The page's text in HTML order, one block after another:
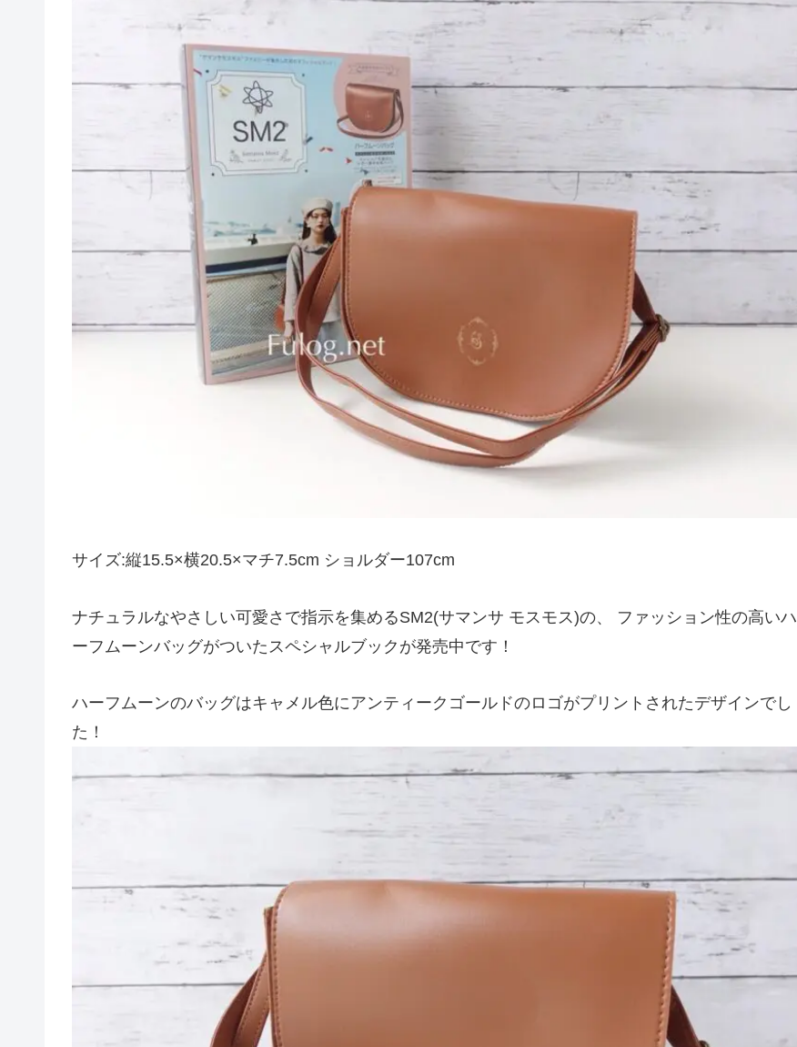
サイズ:縦15.5×横20.5×マチ7.5cm ショルダー107cm
ナチュラルなやさしい可愛さで指示を集めるSM2(サマンサ モスモス)の、 ファッション性の高いハ
ーフムーンバッグがついたスペシャルブックが発売中です！
ハーフムーンのバッグはキャメル色にアンティークゴールドのロゴがプリントされたデザインでし
た！